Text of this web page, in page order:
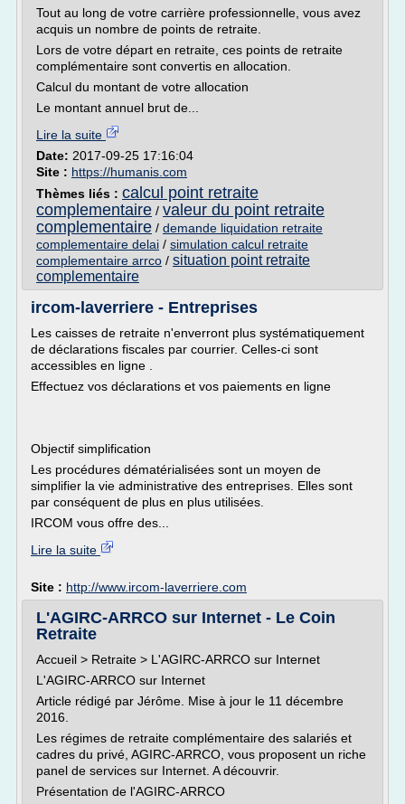
Tout au long de votre carrière professionnelle, vous avez
acquis un nombre de points de retraite.
Lors de votre départ en retraite, ces points de retraite
complémentaire sont convertis en allocation.
Calcul du montant de votre allocation
Le montant annuel brut de...
Lire la suite
Date: 2017-09-25 17:16:04
Site : https://humanis.com
Thèmes liés : calcul point retraite
complementaire / valeur du point retraite
complementaire / demande liquidation retraite
complementaire delai / simulation calcul retraite
complementaire arrco / situation point retraite
complementaire
ircom-laverriere - Entreprises
Les caisses de retraite n'enverront plus systématiquement
de déclarations fiscales par courrier. Celles-ci sont
accessibles en ligne .
Effectuez vos déclarations et vos paiements en ligne
Objectif simplification
Les procédures dématérialisées sont un moyen de
simplifier la vie administrative des entreprises. Elles sont
par conséquent de plus en plus utilisées.
IRCOM vous offre des...
Lire la suite
Site : http://www.ircom-laverriere.com
L'AGIRC-ARRCO sur Internet - Le Coin
Retraite
Accueil > Retraite > L'AGIRC-ARRCO sur Internet
L'AGIRC-ARRCO sur Internet
Article rédigé par Jérôme. Mise à jour le 11 décembre
2016.
Les régimes de retraite complémentaire des salariés et
cadres du privé, AGIRC-ARRCO, vous proposent un riche
panel de services sur Internet. A découvrir.
Présentation de l'AGIRC-ARRCO